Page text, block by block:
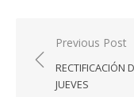
Navegación
de
entradas
Previous Post
RECTIFICACIÓN
JUEVES